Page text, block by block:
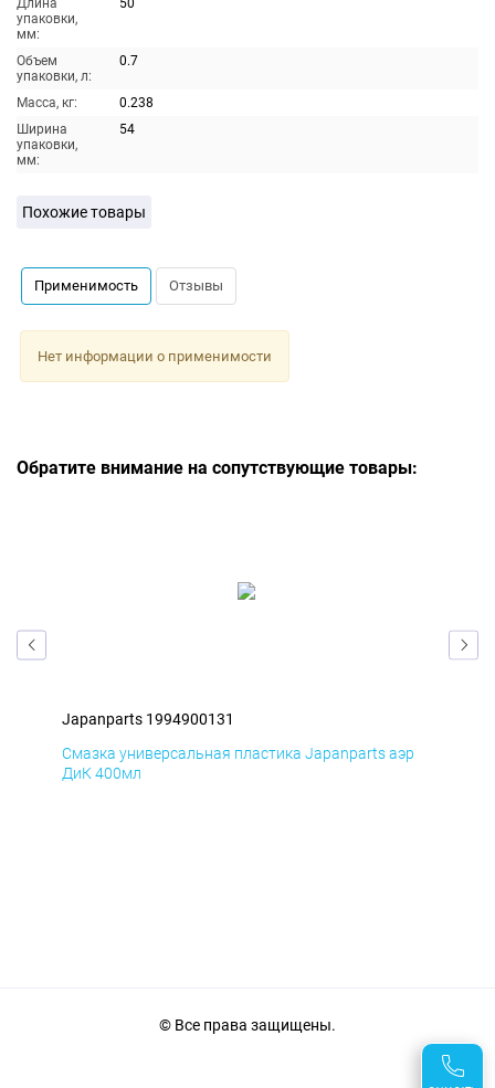
Длина
упаковки,
мм:
50
Объем
упаковки, л:
0.7
Масса, кг:
0.238
Ширина
упаковки,
мм:
54
Похожие товары
Применимость Отзывы
Нет информации о применимости
Обратите внимание на сопутствующие товары:
Japanparts 1994900131
Смазка универсальная пластика Japanparts аэр
ДиК 400мл
© Все права защищены.